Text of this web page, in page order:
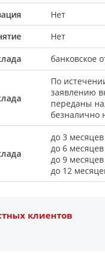
Нет
Нет
банковское
По
заявлению
переданы
безналично
до 3
до 6
до 9
до 12
клиентов